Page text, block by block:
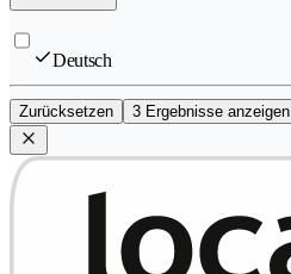
Deutsch
Zurücksetzen 3 Ergebnisse anzeigen